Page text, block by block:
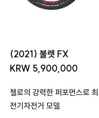
(2021) 불렛 FX
KRW 5,900,000
첼로의 강력한 퍼포먼스로
전기자전거 모델